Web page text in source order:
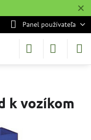
✕
Panel používateľa
k vozíkom